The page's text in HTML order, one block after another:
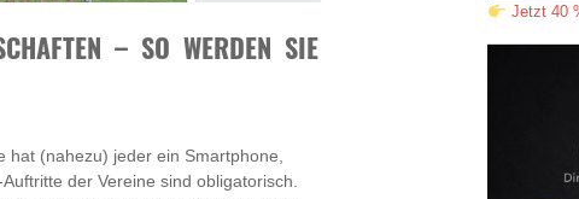
– SO WERDEN SIE
hat (nahezu) jeder ein Smartphone,
der Vereine sind obligatorisch.
Jetzt 40